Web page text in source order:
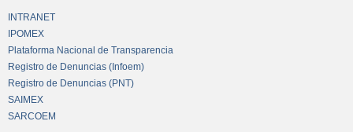
INTRANET
IPOMEX
Plataforma Nacional de Transparencia
Registro de Denuncias (Infoem)
Registro de Denuncias (PNT)
SAIMEX
SARCOEM